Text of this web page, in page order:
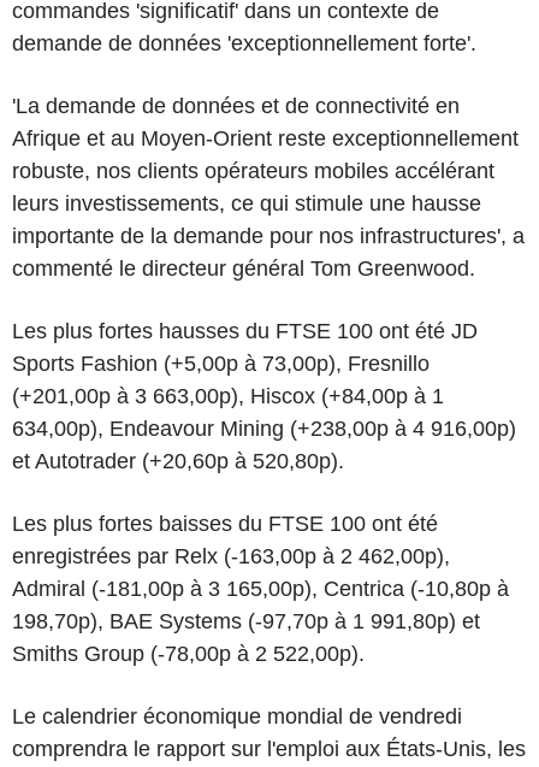
commandes 'significatif' dans un contexte de
demande de données 'exceptionnellement forte'.
'La demande de données et de connectivité en
Afrique et au Moyen-Orient reste exceptionnellement
robuste, nos clients opérateurs mobiles accélérant
leurs investissements, ce qui stimule une hausse
importante de la demande pour nos infrastructures', a
commenté le directeur général Tom Greenwood.
Les plus fortes hausses du FTSE 100 ont été JD
Sports Fashion (+5,00p à 73,00p), Fresnillo
(+201,00p à 3 663,00p), Hiscox (+84,00p à 1
634,00p), Endeavour Mining (+238,00p à 4 916,00p)
et Autotrader (+20,60p à 520,80p).
Les plus fortes baisses du FTSE 100 ont été
enregistrées par Relx (-163,00p à 2 462,00p),
Admiral (-181,00p à 3 165,00p), Centrica (-10,80p à
198,70p), BAE Systems (-97,70p à 1 991,80p) et
Smiths Group (-78,00p à 2 522,00p).
Le calendrier économique mondial de vendredi
comprendra le rapport sur l'emploi aux États-Unis, les